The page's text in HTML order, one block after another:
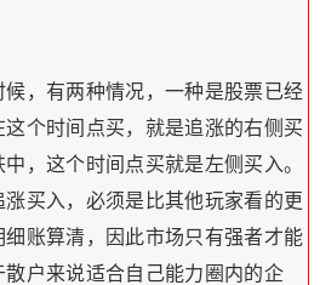
，有两种情况，一种是股票已经
个时间点买，就是追涨的右侧买
，这个时间点买就是左侧买入。
买入，必须是比其他玩家看的更
账算清，因此市场只有强者才能
户来说适合自己能力圈内的企